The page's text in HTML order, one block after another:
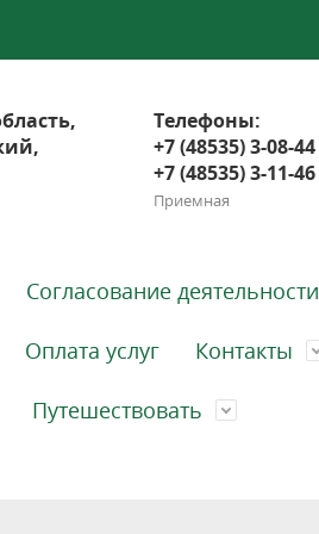
Телефоны:
+7 (48535) 3-08-44
+7 (48535) 3-11-46
Приемная
Согласование деятельности
Оплата услуг Контакты
Путешествовать